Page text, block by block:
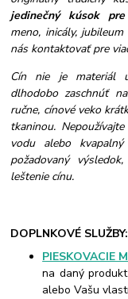
jedinečný kúsok pre
meno, inicály,
nás kontaktovať pre
Cín nie je materiál
dlhodobo zaschnúť
ručne, cínové veko
tkaninou.
vodu alebo
požadovaný
leštenie cínu.
DOPLNKOVÉ SLUŽBY:
PIESKOVACIE
na daný
alebo Vašu